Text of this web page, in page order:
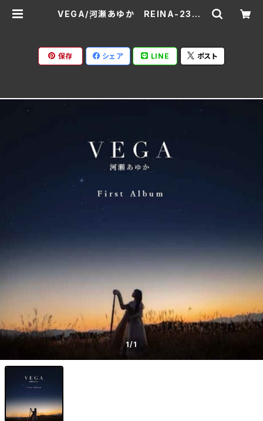
VEGA/河瀬あゆか REINA-2300
保存 シェア LINE ポスト
1/1